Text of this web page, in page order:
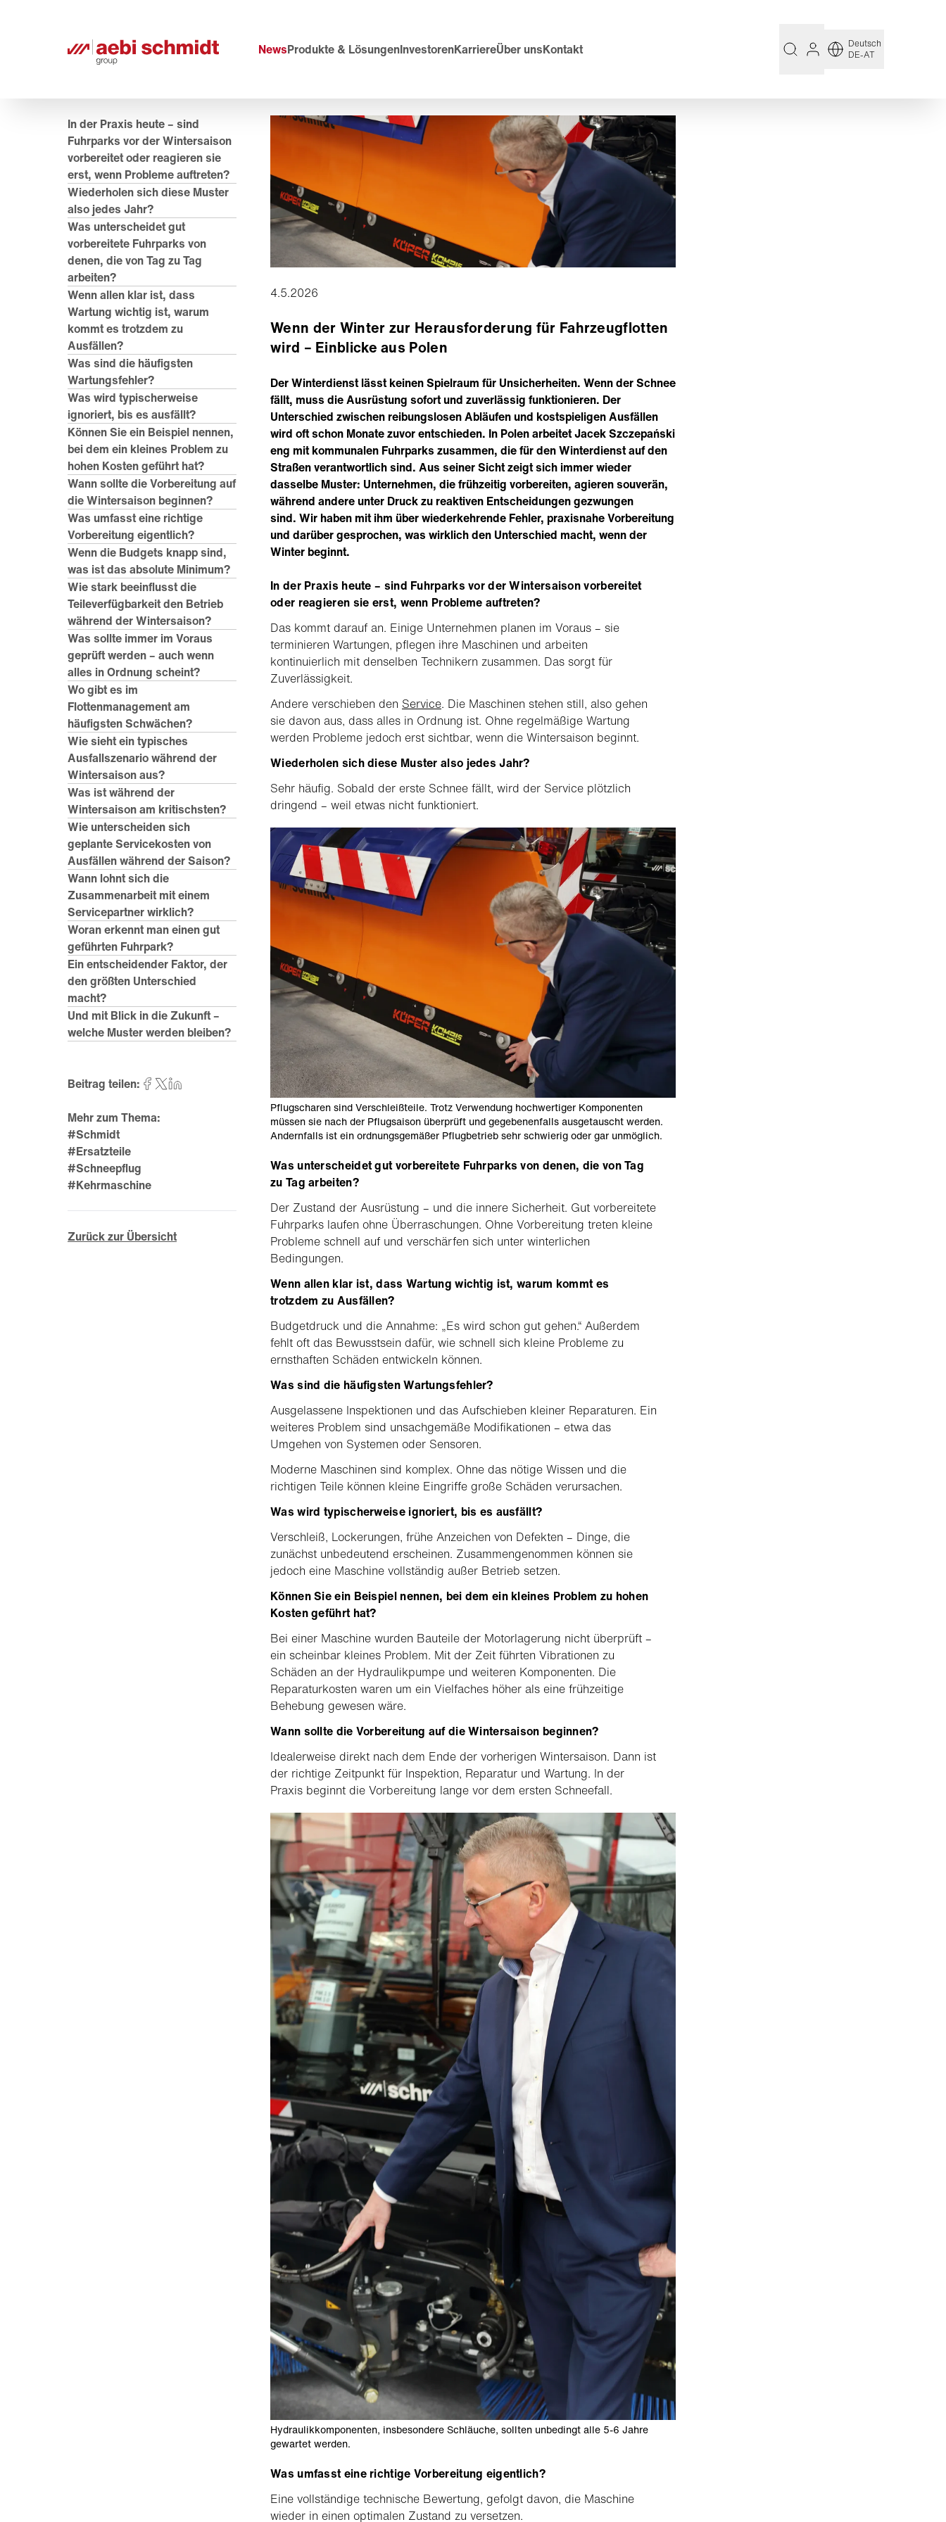
NewsProdukte & LösungenInvestorenKarriereÜber unsKontakt
Deutsch
DE-AT
In der Praxis heute – sind
Fuhrparks vor der Wintersaison
vorbereitet oder reagieren sie
erst, wenn Probleme auftreten?
Wiederholen sich diese Muster
also jedes Jahr?
Was unterscheidet gut
vorbereitete Fuhrparks von
denen, die von Tag zu Tag
arbeiten?
Wenn allen klar ist, dass
Wartung wichtig ist, warum
kommt es trotzdem zu
Ausfällen?
Was sind die häufigsten
Wartungsfehler?
Was wird typischerweise
ignoriert, bis es ausfällt?
Können Sie ein Beispiel nennen,
bei dem ein kleines Problem zu
hohen Kosten geführt hat?
Wann sollte die Vorbereitung auf
die Wintersaison beginnen?
Was umfasst eine richtige
Vorbereitung eigentlich?
Wenn die Budgets knapp sind,
was ist das absolute Minimum?
Wie stark beeinflusst die
Teileverfügbarkeit den Betrieb
während der Wintersaison?
Was sollte immer im Voraus
geprüft werden – auch wenn
alles in Ordnung scheint?
Wo gibt es im
Flottenmanagement am
häufigsten Schwächen?
Wie sieht ein typisches
Ausfallszenario während der
Wintersaison aus?
Was ist während der
Wintersaison am kritischsten?
Wie unterscheiden sich
geplante Servicekosten von
Ausfällen während der Saison?
Wann lohnt sich die
Zusammenarbeit mit einem
Servicepartner wirklich?
Woran erkennt man einen gut
geführten Fuhrpark?
Ein entscheidender Faktor, der
den größten Unterschied
macht?
Und mit Blick in die Zukunft –
welche Muster werden bleiben?
Beitrag teilen:
Mehr zum Thema:
#Schmidt
#Ersatzteile
#Schneepflug
#Kehrmaschine
Zurück zur Übersicht
4.5.2026
Wenn der Winter zur Herausforderung für Fahrzeugflotten
wird – Einblicke aus Polen
Der Winterdienst lässt keinen Spielraum für Unsicherheiten. Wenn der Schnee
fällt, muss die Ausrüstung sofort und zuverlässig funktionieren. Der
Unterschied zwischen reibungslosen Abläufen und kostspieligen Ausfällen
wird oft schon Monate zuvor entschieden. In Polen arbeitet Jacek Szczepański
eng mit kommunalen Fuhrparks zusammen, die für den Winterdienst auf den
Straßen verantwortlich sind. Aus seiner Sicht zeigt sich immer wieder
dasselbe Muster: Unternehmen, die frühzeitig vorbereiten, agieren souverän,
während andere unter Druck zu reaktiven Entscheidungen gezwungen
sind. Wir haben mit ihm über wiederkehrende Fehler, praxisnahe Vorbereitung
und darüber gesprochen, was wirklich den Unterschied macht, wenn der
Winter beginnt.
In der Praxis heute – sind Fuhrparks vor der Wintersaison vorbereitet
oder reagieren sie erst, wenn Probleme auftreten?
Das kommt darauf an. Einige Unternehmen planen im Voraus – sie
terminieren Wartungen, pflegen ihre Maschinen und arbeiten
kontinuierlich mit denselben Technikern zusammen. Das sorgt für
Zuverlässigkeit.
Andere verschieben den Service. Die Maschinen stehen still, also gehen
sie davon aus, dass alles in Ordnung ist. Ohne regelmäßige Wartung
werden Probleme jedoch erst sichtbar, wenn die Wintersaison beginnt.
Wiederholen sich diese Muster also jedes Jahr?
Sehr häufig. Sobald der erste Schnee fällt, wird der Service plötzlich
dringend – weil etwas nicht funktioniert.
Pflugscharen sind Verschleißteile. Trotz Verwendung hochwertiger Komponenten
müssen sie nach der Pflugsaison überprüft und gegebenenfalls ausgetauscht werden.
Andernfalls ist ein ordnungsgemäßer Pflugbetrieb sehr schwierig oder gar unmöglich.
Was unterscheidet gut vorbereitete Fuhrparks von denen, die von Tag
zu Tag arbeiten?
Der Zustand der Ausrüstung – und die innere Sicherheit. Gut vorbereitete
Fuhrparks laufen ohne Überraschungen. Ohne Vorbereitung treten kleine
Probleme schnell auf und verschärfen sich unter winterlichen
Bedingungen.
Wenn allen klar ist, dass Wartung wichtig ist, warum kommt es
trotzdem zu Ausfällen?
Budgetdruck und die Annahme: „Es wird schon gut gehen.“ Außerdem
fehlt oft das Bewusstsein dafür, wie schnell sich kleine Probleme zu
ernsthaften Schäden entwickeln können.
Was sind die häufigsten Wartungsfehler?
Ausgelassene Inspektionen und das Aufschieben kleiner Reparaturen. Ein
weiteres Problem sind unsachgemäße Modifikationen – etwa das
Umgehen von Systemen oder Sensoren.
Moderne Maschinen sind komplex. Ohne das nötige Wissen und die
richtigen Teile können kleine Eingriffe große Schäden verursachen.
Was wird typischerweise ignoriert, bis es ausfällt?
Verschleiß, Lockerungen, frühe Anzeichen von Defekten – Dinge, die
zunächst unbedeutend erscheinen. Zusammengenommen können sie
jedoch eine Maschine vollständig außer Betrieb setzen.
Können Sie ein Beispiel nennen, bei dem ein kleines Problem zu hohen
Kosten geführt hat?
Bei einer Maschine wurden Bauteile der Motorlagerung nicht überprüft –
ein scheinbar kleines Problem. Mit der Zeit führten Vibrationen zu
Schäden an der Hydraulikpumpe und weiteren Komponenten. Die
Reparaturkosten waren um ein Vielfaches höher als eine frühzeitige
Behebung gewesen wäre.
Wann sollte die Vorbereitung auf die Wintersaison beginnen?
Idealerweise direkt nach dem Ende der vorherigen Wintersaison. Dann ist
der richtige Zeitpunkt für Inspektion, Reparatur und Wartung. In der
Praxis beginnt die Vorbereitung lange vor dem ersten Schneefall.
Hydraulikkomponenten, insbesondere Schläuche, sollten unbedingt alle 5-6 Jahre
gewartet werden.
Was umfasst eine richtige Vorbereitung eigentlich?
Eine vollständige technische Bewertung, gefolgt davon, die Maschine
wieder in einen optimalen Zustand zu versetzen.